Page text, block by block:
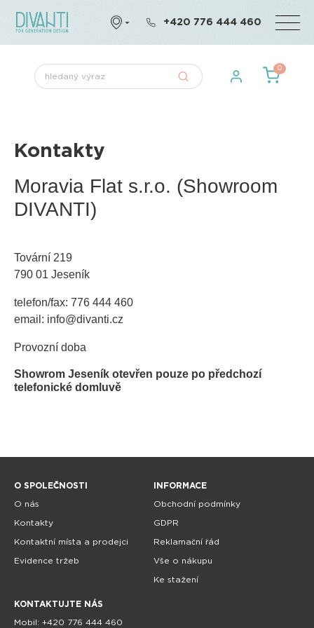
+420 776 444 460
0
Kontakty
Moravia Flat s.r.o. (Showroom
DIVANTI)
Tovární 219
790 01 Jeseník
telefon/fax: 776 444 460
email: info@divanti.cz
Provozní doba
Showrom Jeseník otevřen pouze po předchozí
telefonické domluvě
O SPOLEČNOSTI
O nás
Kontakty
Kontaktní místa a prodejci
Evidence tržeb
INFORMACE
Obchodní podmínky
GDPR
Reklamační řád
Vše o nákupu
Ke stažení
KONTAKTUJTE NÁS
Mobil: +420 776 444 460